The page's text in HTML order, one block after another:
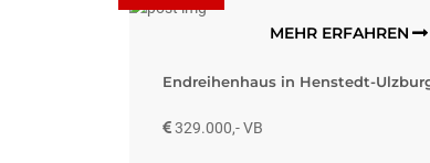
MEHR ERFAHREN
Endreihenhaus in Henstedt-
329.000,- VB